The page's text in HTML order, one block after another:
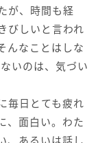
が、時間も経
びしいと言われ
んなことはしな
いのは、気づい
毎日とても疲れ
、面白い。わた